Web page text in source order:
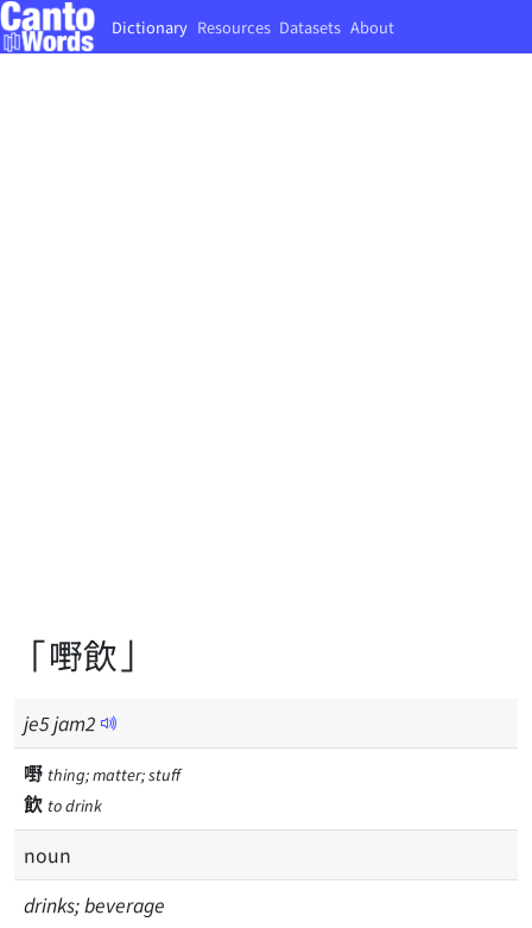
Dictionary Resources Datasets About
「嘢飲」
je5jam2
嘢 thing; matter; stuff
飲 to drink
noun
drinks; beverage